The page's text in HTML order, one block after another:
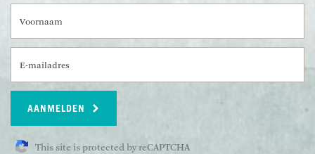
AANMELDEN
This site is protected by reCAPTCHA